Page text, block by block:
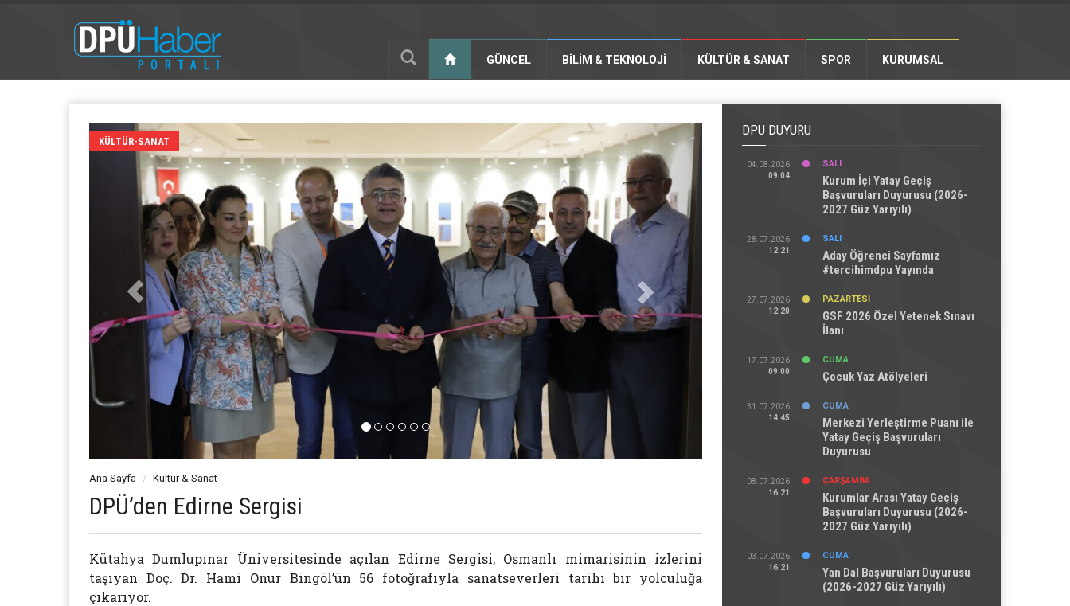
GÜNCEL BILIM & TEKNOLOJI KÜLTÜR & SANAT SPOR KURUMSAL
KÜLTÜR-SANAT
Ana Sayfa Kültür & Sanat
DPÜ’den Edirne Sergisi
Kütahya Dumlupınar Üniversitesinde açılan Edirne Sergisi, Osmanlı mimarisinin izlerini
taşıyan Doç. Dr. Hami Onur Bingöl’ün 56 fotoğrafıyla sanatseverleri tarihi bir yolculuğa
çıkarıyor.
DPÜ DUYURU
04.08.2026
09:04
SALI
Kurum İçi Yatay Geçiş
Başvuruları Duyurusu (2026-
2027 Güz Yarıyılı)
28.07.2026
12:21
SALI
Aday Öğrenci Sayfamız
#tercihimdpu Yayında
27.07.2026
12:20
PAZARTESI
GSF 2026 Özel Yetenek Sınavı
İlanı
17.07.2026
09:00
CUMA
Çocuk Yaz Atölyeleri
31.07.2026
14:45
CUMA
Merkezi Yerleştirme Puanı ile
Yatay Geçiş Başvuruları
Duyurusu
08.07.2026
16:21
ÇARŞAMBA
Kurumlar Arası Yatay Geçiş
Başvuruları Duyurusu (2026-
2027 Güz Yarıyılı)
03.07.2026
16:21
CUMA
Yan Dal Başvuruları Duyurusu
(2026-2027 Güz Yarıyılı)